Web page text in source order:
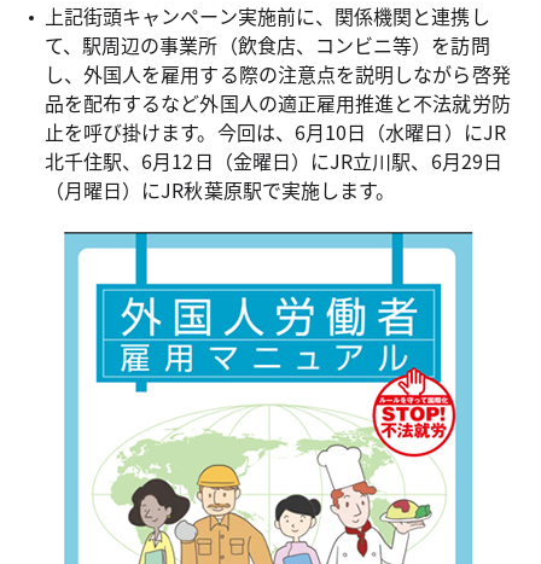
上記街頭キャンペーン実施前に、関係機関と連携し
て、駅周辺の事業所（飲食店、コンビニ等）を訪問
し、外国人を雇用する際の注意点を説明しながら啓発
品を配布するなど外国人の適正雇用推進と不法就労防
止を呼び掛けます。今回は、6月10日（水曜日）にJR
北千住駅、6月12日（金曜日）にJR立川駅、6月29日
（月曜日）にJR秋葉原駅で実施します。